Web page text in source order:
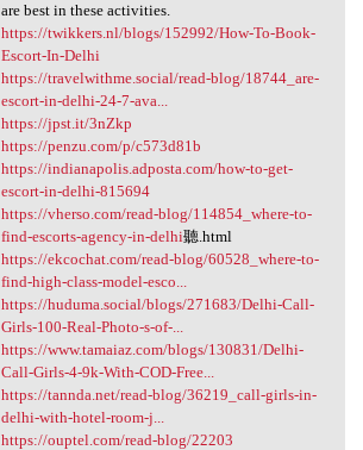
are best in these activities.
https://twikkers.nl/blogs/152992/How-To-Book-
Escort-In-Delhi
https://travelwithme.social/read-blog/18744_are-
escort-in-delhi-24-7-ava...
https://jpst.it/3nZkp
https://penzu.com/p/c573d81b
https://indianapolis.adposta.com/how-to-get-
escort-in-delhi-815694
https://vherso.com/read-blog/114854_where-to-
find-escorts-agency-in-delhi聽.html
https://ekcochat.com/read-blog/60528_where-to-
find-high-class-model-esco...
https://huduma.social/blogs/271683/Delhi-Call-
Girls-100-Real-Photo-s-of-...
https://www.tamaiaz.com/blogs/130831/Delhi-
Call-Girls-4-9k-With-COD-Free...
https://tannda.net/read-blog/36219_call-girls-in-
delhi-with-hotel-room-j...
https://ouptel.com/read-blog/22203